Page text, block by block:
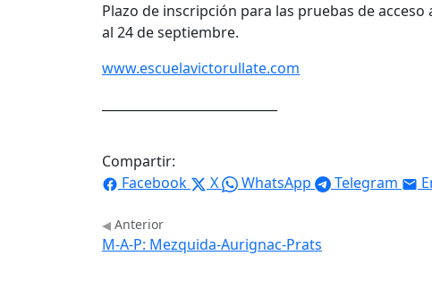
Plazo de inscripción para las pruebas de
al 24 de septiembre.
www.escuelavictorullate.com
Compartir:
Facebook
X WhatsApp Telegram
Anterior
M-A-P: Mezquida-Aurignac-Prats